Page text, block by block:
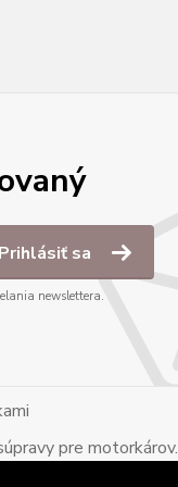
Prihlásiť sa
newslettera.
pre motorkárov.